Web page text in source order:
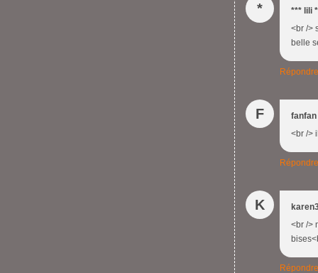
*
*** lili
<br />
belle
Répondre
F
fanfan
<br />
Répondre
K
<br />
Répondre